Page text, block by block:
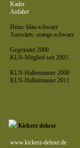
Kader
Anfahrt
Heim: blau-schwarz
Auswärts: orange-schwarz
Gegründet 2000
KLN-Mitglied seit 2005
KLN-Hallenmaster 2008
KLN-Hallenmaster 2011
Kickerz deluxe
www.kickerz-deluxe.de